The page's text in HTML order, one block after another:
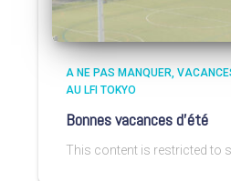
A NE PAS MANQUER
AU LFI TOKYO
Bonnes vacances d’été
This content is restricted to